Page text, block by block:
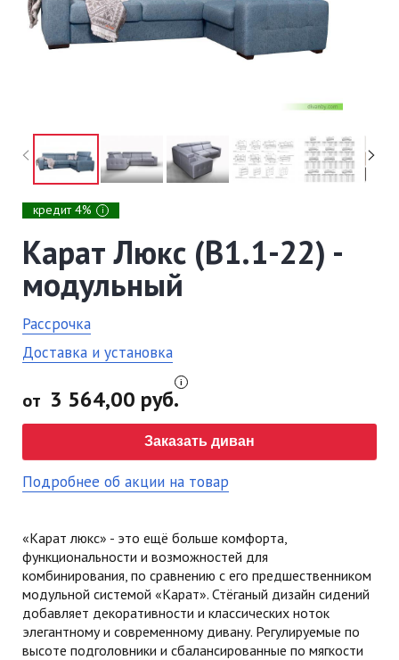
кредит 4% i
Карат Люкс (В1.1-22) -
модульный
Рассрочка
Доставка и установка
от 3 564,00 руб.
Заказать диван
Подробнее об акции на товар
«Карат люкс» - это ещё больше комфорта,
функциональности и возможностей для
комбинирования, по сравнению с его предшественником
модульной системой «Карат». Стёганый дизайн сидений
добавляет декоративности и классических ноток
элегантному и современному дивану. Регулируемые по
высоте подголовники и сбалансированные по мягкости